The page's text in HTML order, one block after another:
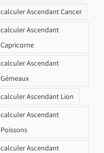
calculer Ascendant Cancer
calculer Ascendant
Capricorne
calculer Ascendant
Gémeaux
calculer Ascendant Lion
calculer Ascendant
Poissons
calculer Ascendant